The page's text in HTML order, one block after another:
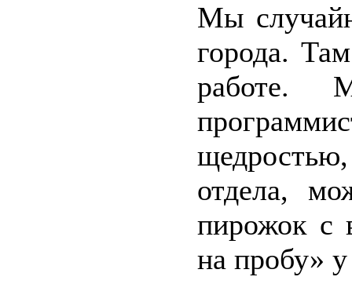
Мы
города.
работе.
отдела,
пирожок с
на пробу»